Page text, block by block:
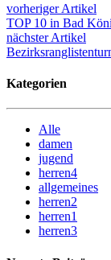
vorheriger Artikel
TOP 10 in Bad
nächster Artikel
Kategorien
Alle
damen
jugend
herren4
allgemeines
herren2
herren1
herren3